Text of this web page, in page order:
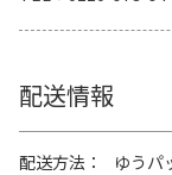
配送情報
配送方法
ゆうパ